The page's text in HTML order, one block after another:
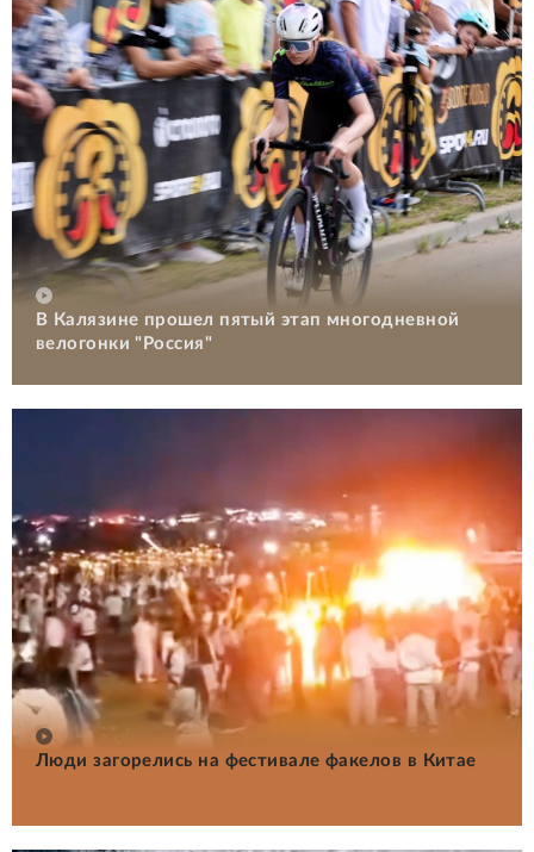
В Калязине прошел пятый этап многодневной
велогонки "Россия"
Люди загорелись на фестивале факелов в Китае